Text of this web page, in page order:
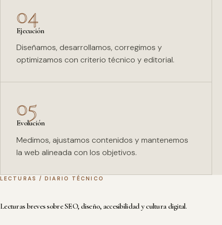
04
Ejecución
Diseñamos, desarrollamos, corregimos y
optimizamos con criterio técnico y editorial.
05
Evolución
Medimos, ajustamos contenidos y mantenemos
la web alineada con los objetivos.
LECTURAS / DIARIO TÉCNICO
Lecturas breves sobre SEO, diseño, accesibilidad y cultura digital.